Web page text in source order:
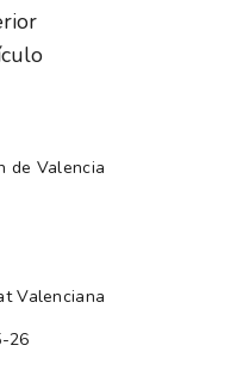
de Valencia
Valenciana
26